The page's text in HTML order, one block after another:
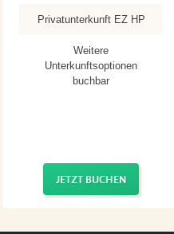
Privatunterkunft EZ HP
Weitere
Unterkunftsoptionen
buchbar
JETZT BUCHEN